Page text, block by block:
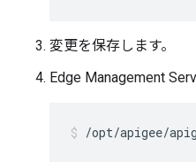
変更を保存します。
Edge Management
/opt/apigee/